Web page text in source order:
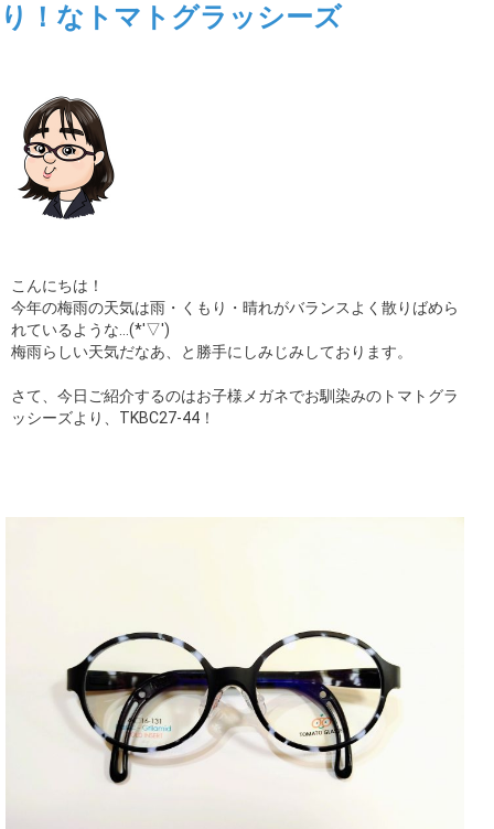
お客さまの声
コラム
ブログ
り！なトマトグラッシーズ
こんにちは！
今年の梅雨の天気は雨・くもり・晴れがバランスよく散りばめら
れているような…(*'▽')
梅雨らしい天気だなあ、と勝手にしみじみしております。
さて、今日ご紹介するのはお子様メガネでお馴染みのトマトグラ
ッシーズより、TKBC27-44！